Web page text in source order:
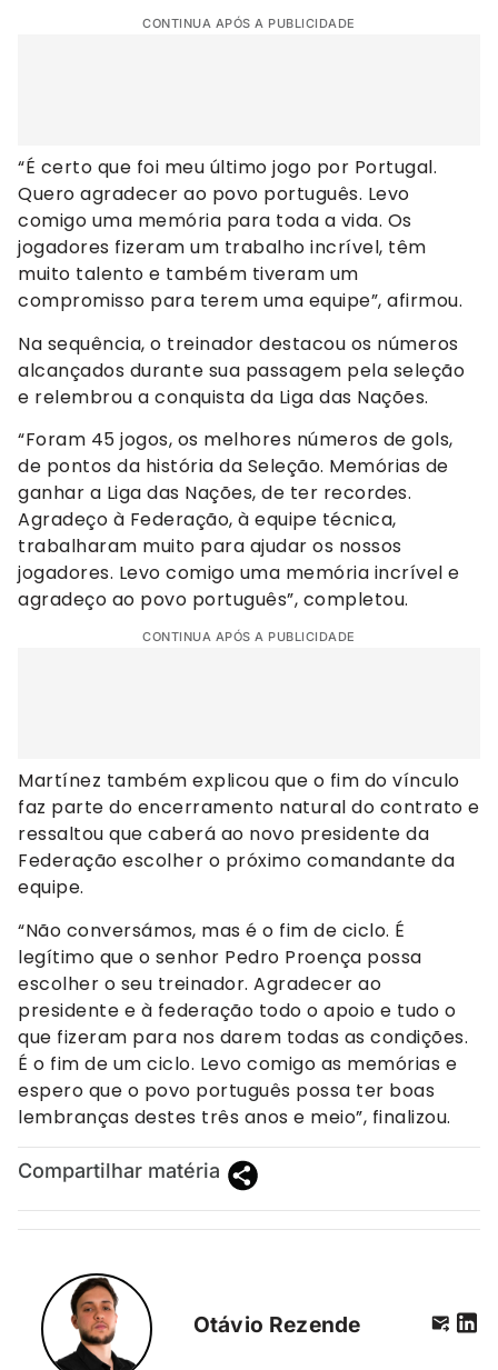
CONTINUA APÓS A PUBLICIDADE
“É certo que foi meu último jogo por Portugal.
Quero agradecer ao povo português. Levo
comigo uma memória para toda a vida. Os
jogadores fizeram um trabalho incrível, têm
muito talento e também tiveram um
compromisso para terem uma equipe”, afirmou.
Na sequência, o treinador destacou os números
alcançados durante sua passagem pela seleção
e relembrou a conquista da Liga das Nações.
“Foram 45 jogos, os melhores números de gols,
de pontos da história da Seleção. Memórias de
ganhar a Liga das Nações, de ter recordes.
Agradeço à Federação, à equipe técnica,
trabalharam muito para ajudar os nossos
jogadores. Levo comigo uma memória incrível e
agradeço ao povo português”, completou.
CONTINUA APÓS A PUBLICIDADE
Martínez também explicou que o fim do vínculo
faz parte do encerramento natural do contrato e
ressaltou que caberá ao novo presidente da
Federação escolher o próximo comandante da
equipe.
“Não conversámos, mas é o fim de ciclo. É
legítimo que o senhor Pedro Proença possa
escolher o seu treinador. Agradecer ao
presidente e à federação todo o apoio e tudo o
que fizeram para nos darem todas as condições.
É o fim de um ciclo. Levo comigo as memórias e
espero que o povo português possa ter boas
lembranças destes três anos e meio”, finalizou.
Compartilhar matéria
Otávio Rezende